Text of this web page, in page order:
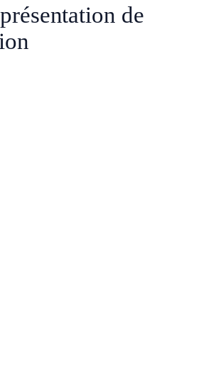
de